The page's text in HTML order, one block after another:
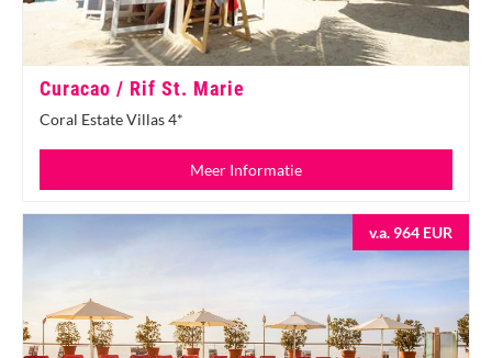
Curacao / Rif St. Marie
Coral Estate Villas 4*
Meer Informatie
v.a. 964 EUR